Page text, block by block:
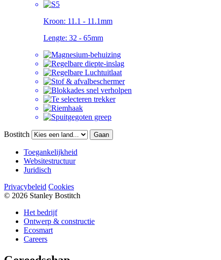
Kroon: 11.1 - 11.1mm
Lengte: 32 - 65mm
Bostitch Gaan
Toegankelijkheid
Websitestructuur
Juridisch
Privacybeleid Cookies
© 2026 Stanley Bostitch
Het bedrijf
Ontwerp & constructie
Ecosmart
Careers